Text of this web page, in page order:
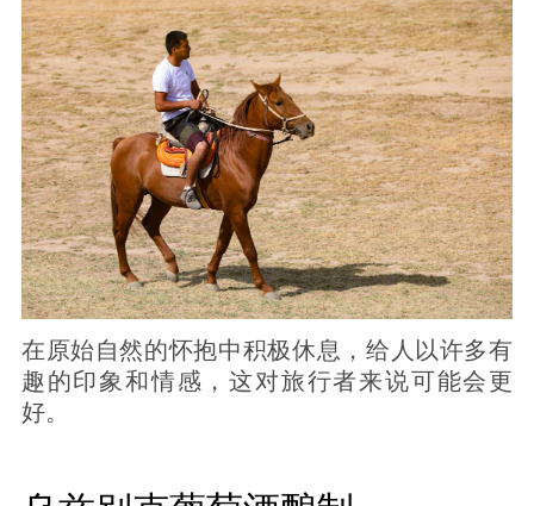
在原始自然的怀抱中积极休息，给人以许多有
趣的印象和情感，这对旅行者来说可能会更
好。